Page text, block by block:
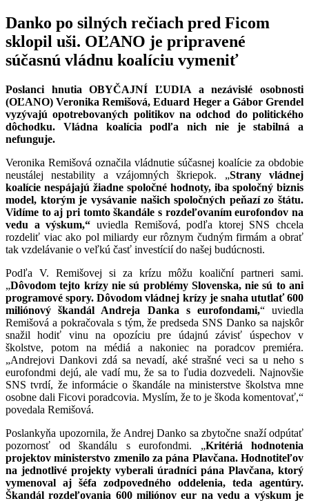
Danko po silných rečiach pred Ficom
sklopil uši. OĽANO je pripravené
súčasnú vládnu koalíciu vymeniť
Poslanci hnutia OBYČAJNÍ ĽUDIA a nezávislé osobnosti
(OĽANO) Veronika Remišová, Eduard Heger a Gábor Grendel
vyzývajú opotrebovaných politikov na odchod do politického
dôchodku. Vládna koalícia podľa nich nie je stabilná a
nefunguje.
Veronika Remišová označila vládnutie súčasnej koalície za obdobie
neustálej nestability a vzájomných škriepok. „Strany vládnej
koalície nespájajú žiadne spoločné hodnoty, iba spoločný biznis
model, ktorým je vysávanie našich spoločných peňazí zo štátu.
Vidíme to aj pri tomto škandále s rozdeľovaním eurofondov na
vedu a výskum,“ uviedla Remišová, podľa ktorej SNS chcela
rozdeliť viac ako pol miliardy eur rôznym čudným firmám a obrať
tak vzdelávanie o veľkú časť investícií do našej budúcnosti.
Podľa V. Remišovej si za krízu môžu koaliční partneri sami.
„Dôvodom tejto krízy nie sú problémy Slovenska, nie sú to ani
programové spory. Dôvodom vládnej krízy je snaha ututlať 600
miliónový škandál Andreja Danka s eurofondami,“ uviedla
Remišová a pokračovala s tým, že predseda SNS Danko sa najskôr
snažil hodiť vinu na opozíciu pre údajnú závisť úspechov v
školstve, potom na médiá a nakoniec na poradcov premiéra.
„Andrejovi Dankovi zdá sa nevadí, aké strašné veci sa u neho s
eurofondmi dejú, ale vadí mu, že sa to ľudia dozvedeli. Najnovšie
SNS tvrdí, že informácie o škandále na ministerstve školstva mne
osobne dali Ficovi poradcovia. Myslím, že to je škoda komentovať,“
povedala Remišová.
Poslankyňa upozornila, že Andrej Danko sa zbytočne snaží odpútať
pozornosť od škandálu s eurofondmi. „Kritériá hodnotenia
projektov ministerstvo zmenilo za pána Plavčana. Hodnotiteľov
na jednotlivé projekty vyberali úradníci pána Plavčana, ktorý
vymenoval aj šéfa zodpovedného oddelenia, teda agentúry.
Škandál rozdeľovania 600 miliónov eur na vedu a výskum je